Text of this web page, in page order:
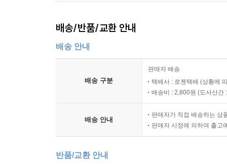
배송/반품/교환 안내
배송 안내
배송 구분
판매자 배송
택배사 : 로젠택배 (상황에
배송비 : 2,800원 (도서산간
배송 안내
판매자가 직접 배송하는 상
판매자 사정에 의하여 출고
반품/교환 안내